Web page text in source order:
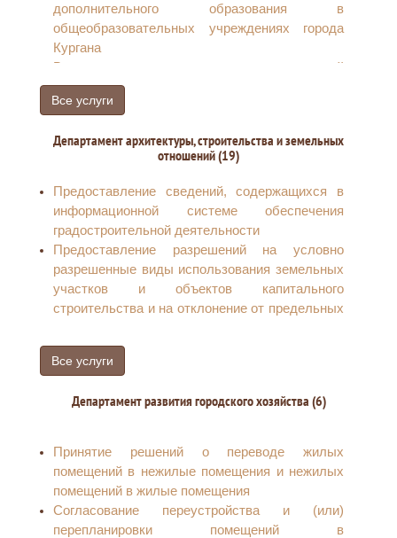
дополнительного образования в
общеобразовательных учреждениях города
Кургана
Выдача предварительных разрешений
(согласий), затрагивающих осуществление
имущественных прав несовершеннолетних,
граждан
Выдача разрешения на изменение имени,
фамилии ребенка, не достигшего возраста
четырнадцати лет
Присвоение спортивных разрядов
Присвоение квалификационных категорий
спортивных судей
Тестовая 2
Все услуги
Департамент архитектуры, строительства и земельных
отношений (19)
Предоставление сведений, содержащихся в
информационной системе обеспечения
градостроительной деятельности
Предоставление разрешений на условно
разрешенные виды использования земельных
участков и объектов капитального
строительства и на отклонение от предельных
реконструкции объектов капитального
строительства
эксплуатацию рекламных конструкций в
Подготовка градостроительных планов
земельных участков
Предварительное согласование
предоставления земельного участка, в случае,
если земельный участок предстоит
Все услуги
Департамент развития городского хозяйства (6)
Принятие решений о переводе жилых
помещений в нежилые помещения и нежилых
помещений в жилые помещения
Согласование переустройства и (или)
перепланировки помещений в